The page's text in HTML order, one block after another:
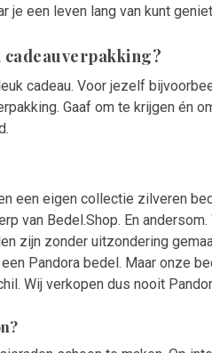
je een leven lang van kunt
cadeau. Voor jezelf
Gaaf om te krijgen én
een eigen collectie zilveren
van Bedel.Shop. En
zijn zonder uitzondering
Pandora bedel. Maar onze
Wij verkopen dus nooit